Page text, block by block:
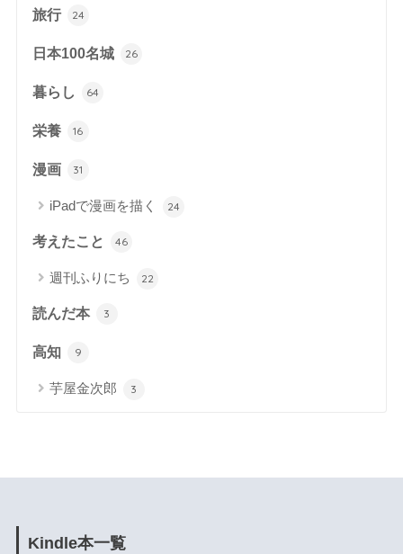
旅行 24
日本100名城 26
暮らし 64
栄養 16
漫画 31
iPadで漫画を描く 24
考えたこと 46
週刊ふりにち 22
読んだ本 3
高知 9
芋屋金次郎 3
Kindle本一覧